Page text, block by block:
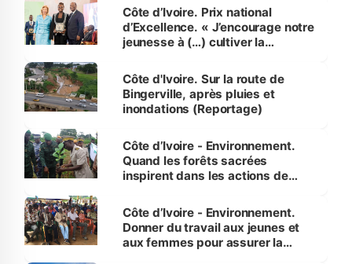
Côte d’Ivoire. Prix national
d’Excellence. « J’encourage notre
jeunesse à (…) cultiver la
(Alassane Ouattara
Côte d'Ivoire. Sur la route de
Bingerville, après pluies et
inondations (Reportage)
Côte d’Ivoire - Environnement.
Quand les forêts sacrées
inspirent dans les actions de
Côte d’Ivoire - Environnement.
Donner du travail aux jeunes et
aux femmes pour assurer la